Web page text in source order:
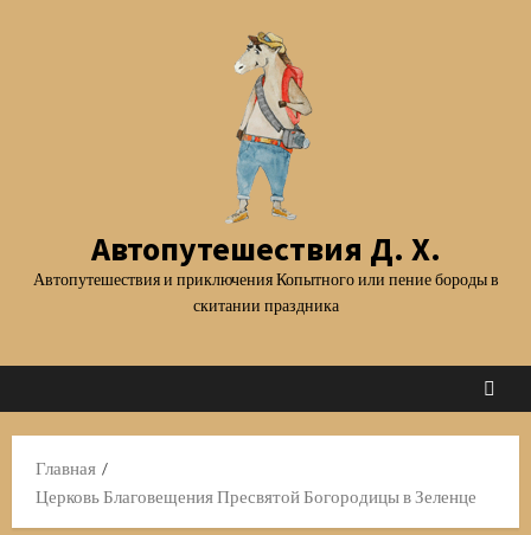
Автопутешествия Д. Х.
Автопутешествия и приключения Копытного или пение бороды в
скитании праздника
Главная
Церковь Благовещения Пресвятой Богородицы в Зеленце